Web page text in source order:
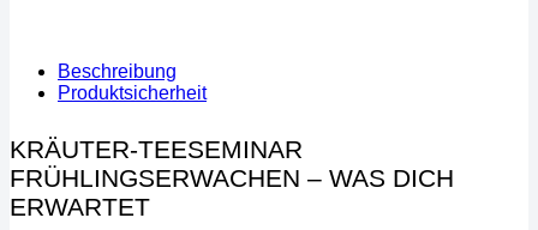
Beschreibung
Produktsicherheit
KRÄUTER-TEESEMINAR
FRÜHLINGSERWACHEN – WAS DICH
ERWARTET